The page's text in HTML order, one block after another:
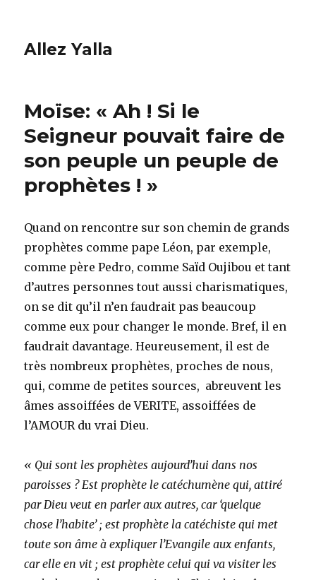
Allez Yalla
Moïse: « Ah ! Si le
Seigneur pouvait faire de
son peuple un peuple de
prophètes ! »
Quand on rencontre sur son chemin de grands
prophètes comme pape Léon, par exemple,
comme père Pedro, comme Saïd Oujibou et tant
d’autres personnes tout aussi charismatiques,
on se dit qu’il n’en faudrait pas beaucoup
comme eux pour changer le monde. Bref, il en
faudrait davantage. Heureusement, il est de
très nombreux prophètes, proches de nous,
qui, comme de petites sources, abreuvent les
âmes assoiffées de VERITE, assoiffées de
l’AMOUR du vrai Dieu.
« Qui sont les prophètes aujourd’hui dans nos
paroisses ? Est prophète le catéchumène qui, attiré
par Dieu veut en parler aux autres, car ‘quelque
chose l’habite’ ; est prophète la catéchiste qui met
toute son âme à expliquer l’Evangile aux enfants,
car elle en vit ; est prophète celui qui va visiter les